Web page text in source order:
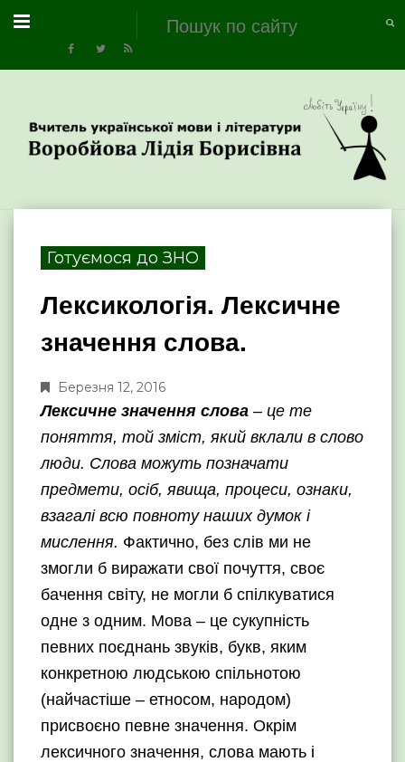
Готуємося до ЗНО
Лексикологія. Лексичне
значення слова.
Березня 12, 2016
Лексичне значення слова – це те
поняття, той зміст, який вклали в слово
люди. Слова можуть позначати
предмети, осіб, явища, процеси, ознаки,
взагалі всю повноту наших думок і
мислення. Фактично, без слів ми не
змогли б виражати свої почуття, своє
бачення світу, не могли б спілкуватися
одне з одним. Мова – це сукупність
певних поєднань звуків, букв, яким
конкретною людською спільнотою
(найчастіше – етносом, народом)
присвоєно певне значення. Окрім
лексичного значення, слова мають і